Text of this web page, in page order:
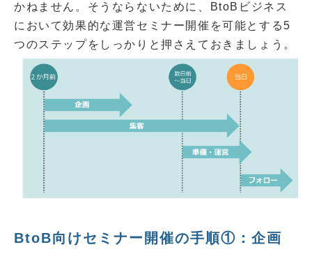
かねません。そうならないために、BtoBビジネス
において効果的な運営セミナー開催を可能とする5
つのステップをしっかりと押さえておきましょう。
BtoB向けセミナー開催の手順①：企画